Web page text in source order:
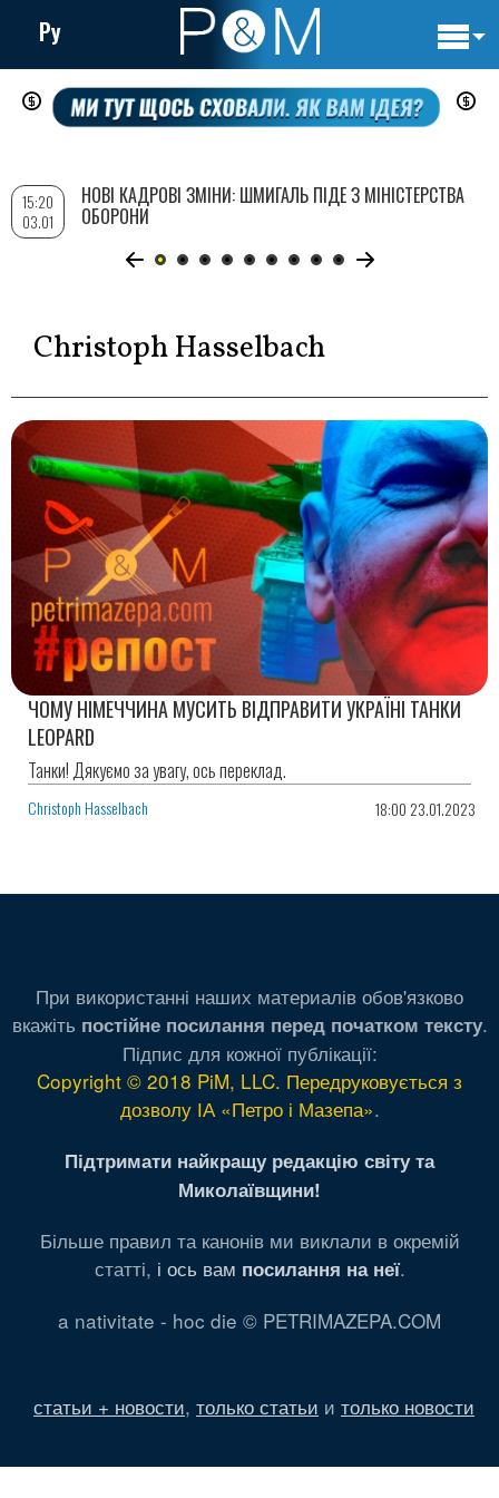
Перейти
до
вмісту
Ру
Christoph Hasselbach
ЧОМУ НІМЕЧЧИНА МУСИТЬ ВІДПРАВИТИ УКРАЇНІ ТАНКИ
LEOPARD
Танки! Дякуємо за увагу, ось переклад.
Christoph Hasselbach 18:00 23.01.2023
15:20
03.01
НОВІ КАДРОВІ ЗМІНИ: ШМИГАЛЬ ПІДЕ З МІНІСТЕРСТВА
ОБОРОНИ
При використанні наших материалів обов'язково
вкажіть постійне посилання перед початком тексту.
Підпис для кожної публікації:
Copyright © 2018 PiM, LLC. Передруковується з
дозволу ІА «Петро і Мазепа».
Підтримати найкращу редакцію світу та
Миколаївщини!
Більше правил та канонів ми виклали в окремій
статті, і ось вам посилання на неї.
a nativitate - hoc die © PETRIMAZEPA.COM
статьи + новости, только статьи и только новости